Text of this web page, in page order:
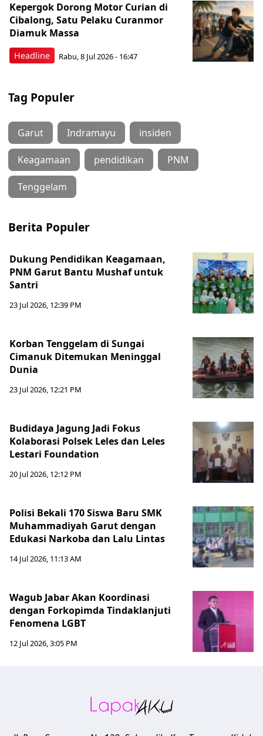
Headline
Kepergok Dorong Motor Curian di
Cibalong, Satu Pelaku Curanmor
Diamuk Massa
Rabu, 8 Jul 2026 - 16:47
Tag Populer
Garut Indramayu insiden
Keagamaan pendidikan PNM
Tenggelam
Berita Populer
Dukung Pendidikan Keagamaan,
PNM Garut Bantu Mushaf untuk
Santri
23 Jul 2026, 12:39 PM
Korban Tenggelam di Sungai
Cimanuk Ditemukan Meninggal
Dunia
23 Jul 2026, 12:21 PM
Budidaya Jagung Jadi Fokus
Kolaborasi Polsek Leles dan Leles
Lestari Foundation
20 Jul 2026, 12:12 PM
Polisi Bekali 170 Siswa Baru SMK
Muhammadiyah Garut dengan
Edukasi Narkoba dan Lalu Lintas
14 Jul 2026, 11:13 AM
Wagub Jabar Akan Koordinasi
dengan Forkopimda Tindaklanjuti
Fenomena LGBT
12 Jul 2026, 3:05 PM